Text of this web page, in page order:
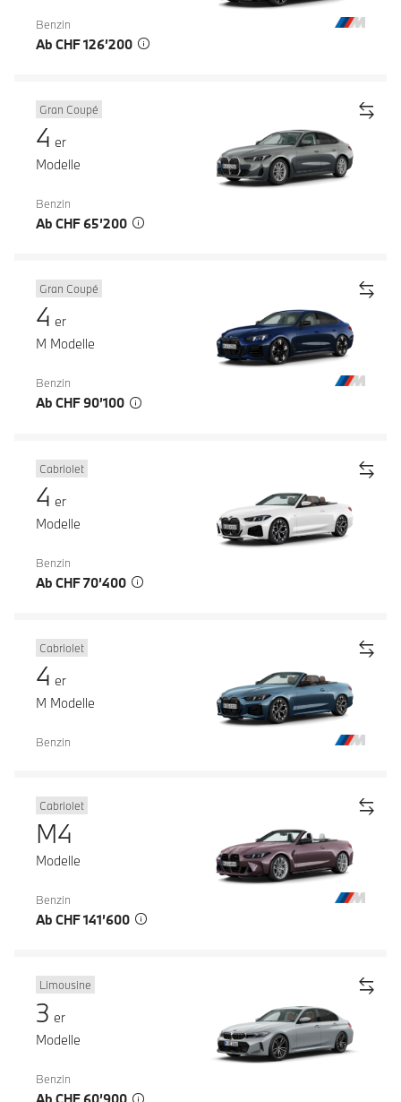
Benzin
Ab CHF 126’200
Gran Coupé
4 er
Modelle
Benzin
Ab CHF 65’200
Gran Coupé
4 er
M Modelle
Benzin
Ab CHF 90’100
Cabriolet
4 er
Modelle
Benzin
Ab CHF 70’400
Cabriolet
4 er
M Modelle
Benzin
Cabriolet
M4
Modelle
Benzin
Ab CHF 141’600
Limousine
3 er
Modelle
Benzin